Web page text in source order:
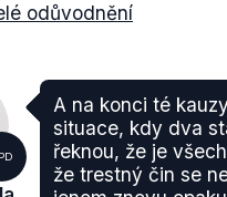
odůvodnění
A na konci té
situace, kdy dva
řeknou, že je
že trestný čin se